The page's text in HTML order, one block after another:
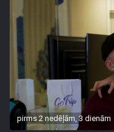
pirms 2 nedēļām, 3 dienām